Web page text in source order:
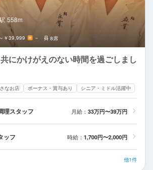
558m
～￥39,999 － 8席
にかけがえのない時間を過ごしまし
なお店 ボーナス・賞与あり シニア・ミドル活躍中
理スタッフ 月給： 33万円〜39万円
ッフ 時給： 1,700円〜2,000円
他1件